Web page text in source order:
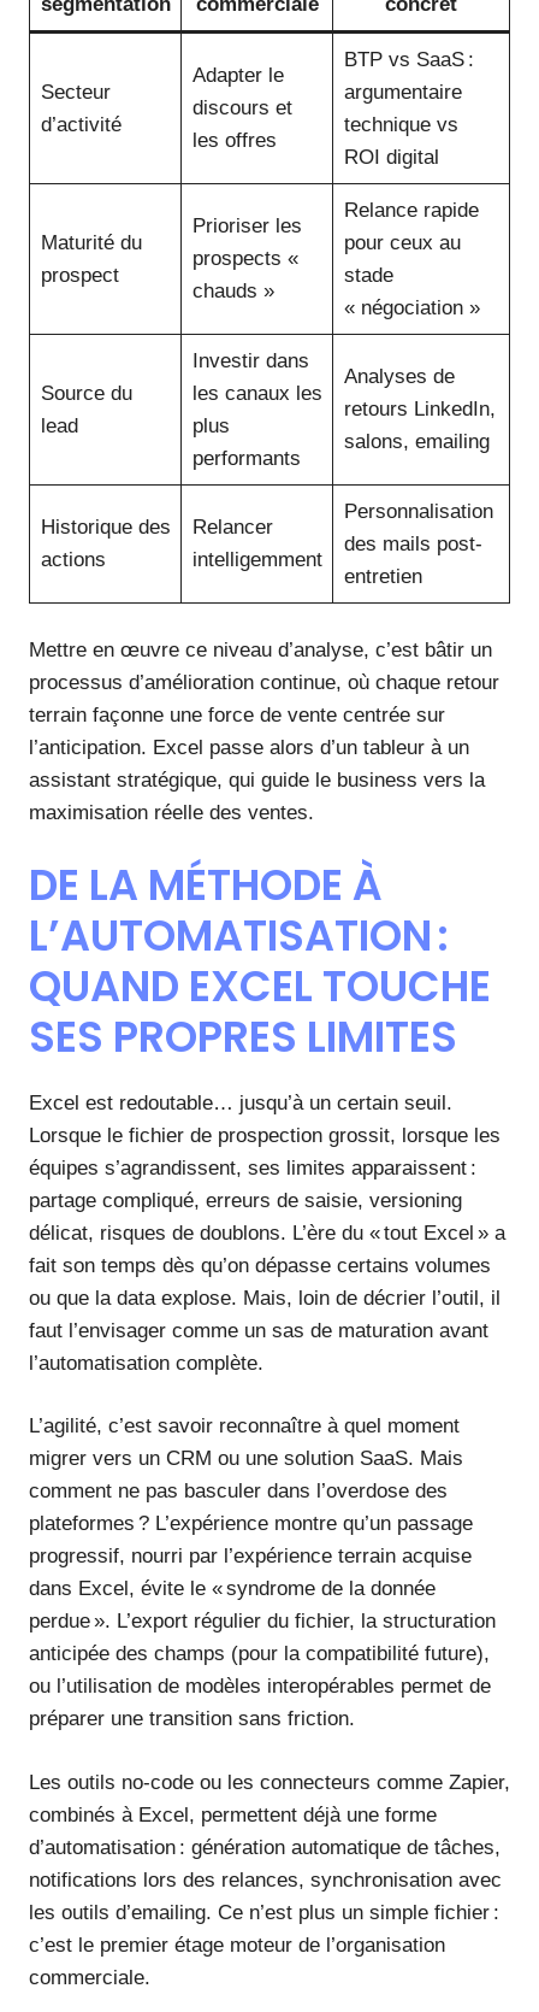
Secteur
d’activité
Adapter le
discours et
les offres
BTP vs SaaS :
argumentaire
technique vs
ROI digital
Maturité du
prospect
Prioriser les
prospects «
chauds »
Relance rapide
pour ceux au
stade
« négociation »
Source du
lead
Investir dans
les canaux les
plus
performants
Analyses de
retours LinkedIn,
salons, emailing
Historique des
actions
Relancer
intelligemment
Personnalisation
des mails post-
entretien
Mettre en œuvre ce niveau d’analyse, c’est bâtir un
processus d’amélioration continue, où chaque retour
terrain façonne une force de vente centrée sur
l’anticipation. Excel passe alors d’un tableur à un
assistant stratégique, qui guide le business vers la
maximisation réelle des ventes.
DE LA MÉTHODE À
L’AUTOMATISATION :
QUAND EXCEL TOUCHE
SES PROPRES LIMITES
Excel est redoutable… jusqu’à un certain seuil.
Lorsque le fichier de prospection grossit, lorsque les
équipes s’agrandissent, ses limites apparaissent :
partage compliqué, erreurs de saisie, versioning
délicat, risques de doublons. L’ère du « tout Excel » a
fait son temps dès qu’on dépasse certains volumes
ou que la data explose. Mais, loin de décrier l’outil, il
faut l’envisager comme un sas de maturation avant
l’automatisation complète.
L’agilité, c’est savoir reconnaître à quel moment
migrer vers un CRM ou une solution SaaS. Mais
comment ne pas basculer dans l’overdose des
plateformes ? L’expérience montre qu’un passage
progressif, nourri par l’expérience terrain acquise
dans Excel, évite le « syndrome de la donnée
perdue ». L’export régulier du fichier, la structuration
anticipée des champs (pour la compatibilité future),
ou l’utilisation de modèles interopérables permet de
préparer une transition sans friction.
Les outils no-code ou les connecteurs comme Zapier,
combinés à Excel, permettent déjà une forme
d’automatisation : génération automatique de tâches,
notifications lors des relances, synchronisation avec
les outils d’emailing. Ce n’est plus un simple fichier :
c’est le premier étage moteur de l’organisation
commerciale.